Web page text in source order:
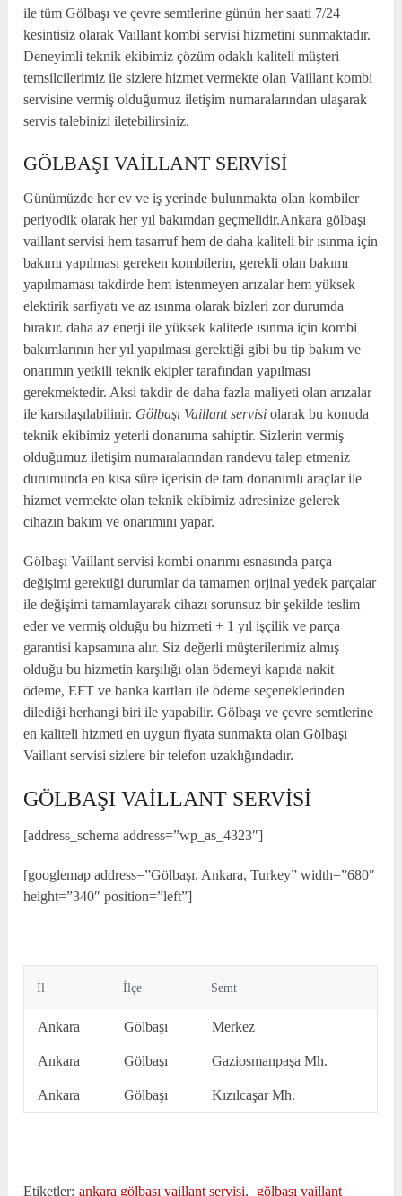
ile tüm Gölbaşı ve çevre semtlerine günün her saati 7/24
kesintisiz olarak Vaillant kombi servisi hizmetini sunmaktadır.
Deneyimli teknik ekibimiz çözüm odaklı kaliteli müşteri
temsilcilerimiz ile sizlere hizmet vermekte olan Vaillant kombi
servisine vermiş olduğumuz iletişim numaralarından ulaşarak
servis talebinizi iletebilirsiniz.
GÖLBAŞI VAILLANT SERVISI
Günümüzde her ev ve iş yerinde bulunmakta olan kombiler
periyodik olarak her yıl bakımdan geçmelidir.Ankara gölbaşı
vaillant servisi hem tasarruf hem de daha kaliteli bir ısınma için
bakımı yapılması gereken kombilerin, gerekli olan bakımı
yapılmaması takdirde hem istenmeyen arızalar hem yüksek
elektirik sarfiyatı ve az ısınma olarak bizleri zor durumda
bırakır. daha az enerji ile yüksek kalitede ısınma için kombi
bakımlarının her yıl yapılması gerektiği gibi bu tip bakım ve
onarımın yetkili teknik ekipler tarafından yapılması
gerekmektedir. Aksi takdir de daha fazla maliyeti olan arızalar
ile karsılaşılabilinir. Gölbaşı Vaillant servisi olarak bu konuda
teknik ekibimiz yeterli donanıma sahiptir. Sizlerin vermiş
olduğumuz iletişim numaralarından randevu talep etmeniz
durumunda en kısa süre içerisin de tam donanımlı araçlar ile
hizmet vermekte olan teknik ekibimiz adresinize gelerek
cihazın bakım ve onarımını yapar.
Gölbaşı Vaillant servisi kombi onarımı esnasında parça
değişimi gerektiği durumlar da tamamen orjinal yedek parçalar
ile değişimi tamamlayarak cihazı sorunsuz bir şekilde teslim
eder ve vermiş olduğu bu hizmeti + 1 yıl işçilik ve parça
garantisi kapsamına alır. Siz değerli müşterilerimiz almış
olduğu bu hizmetin karşılığı olan ödemeyi kapıda nakit
ödeme, EFT ve banka kartları ile ödeme seçeneklerinden
dilediği herhangi biri ile yapabilir. Gölbaşı ve çevre semtlerine
en kaliteli hizmeti en uygun fiyata sunmakta olan Gölbaşı
Vaillant servisi sizlere bir telefon uzaklığındadır.
GÖLBAŞI VAİLLANT SERVİSİ
[address_schema address=”wp_as_4323″]
[googlemap address=”Gölbaşı, Ankara, Turkey” width=”680″
height=”340″ position=”left”]
İl İlçe Semt
Ankara Gölbaşı Merkez
Ankara Gölbaşı Gaziosmanpaşa Mh.
Ankara Gölbaşı Kızılcaşar Mh.
Etiketler: ankara gölbaşı vaillant servisi, gölbaşı vaillant